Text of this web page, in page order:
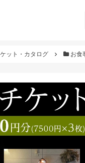
ット・カタログ お食